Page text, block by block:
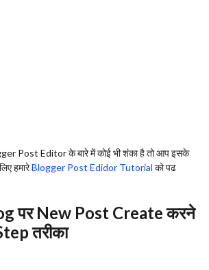
Post Editor के बारे में कोई भी शंका है तो आप इसके
हमारेBlogger Post Edidor Tutorial को पढ
पर New Post Create करने
तरीका